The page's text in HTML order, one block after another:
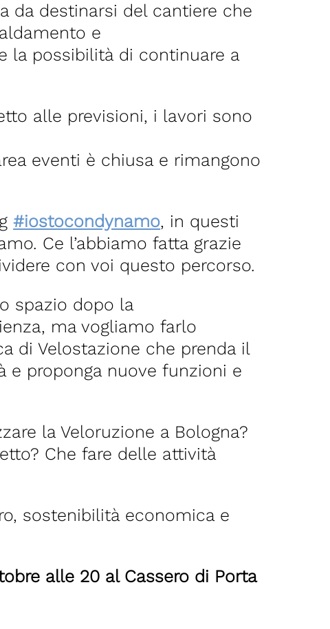
da destinarsi del cantiere che
e
la possibilità di continuare a
alle previsioni, i lavori sono
eventi è chiusa e rimangono
#iostocondynamo, in questi
Ce l’abbiamo fatta grazie
con voi questo percorso.
spazio dopo la
ma vogliamo farlo
di Velostazione che prenda il
proponga nuove funzioni e
la Veloruzione a Bologna?
Che fare delle attività
sostenibilità economica e
alle 20 al Cassero di Porta